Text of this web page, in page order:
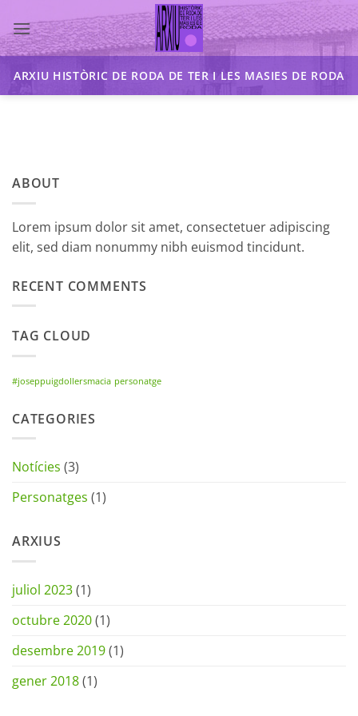
to
content
ARXIU HISTÒRIC DE RODA DE TER I LES MASIES DE RODA
ABOUT
Lorem ipsum dolor sit amet, consectetuer adipiscing
elit, sed diam nonummy nibh euismod tincidunt.
RECENT COMMENTS
TAG CLOUD
#joseppuigdollersmacia personatge
CATEGORIES
Notícies (3)
Personatges (1)
ARXIUS
juliol 2023(1)
octubre 2020(1)
desembre 2019(1)
gener 2018(1)